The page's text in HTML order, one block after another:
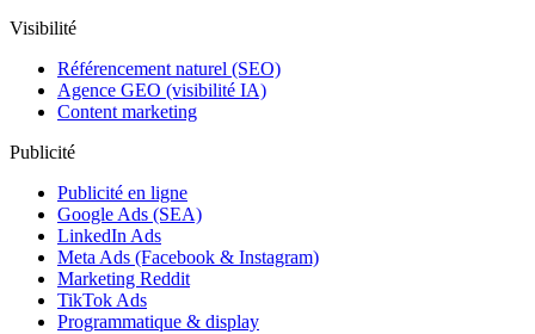
Visibilité
Référencement naturel (SEO)
Agence GEO (visibilité IA)
Content marketing
Publicité
Publicité en ligne
Google Ads (SEA)
LinkedIn Ads
Meta Ads (Facebook & Instagram)
Marketing Reddit
TikTok Ads
Programmatique & display